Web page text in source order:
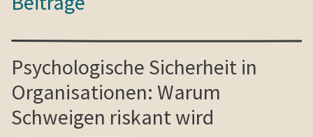
Psychologische Sicherheit in
Organisationen: Warum
Schweigen riskant wird